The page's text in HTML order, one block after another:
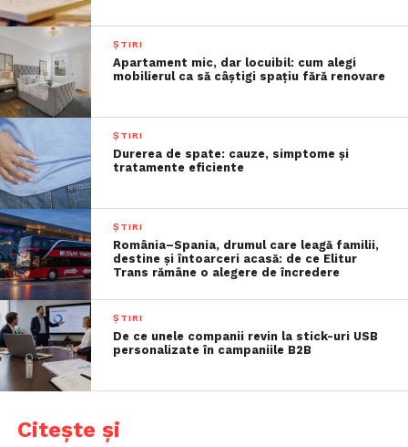
ȘTIRI
Apartament mic, dar locuibil: cum alegi
mobilierul ca să câștigi spațiu fără renovare
ȘTIRI
Durerea de spate: cauze, simptome și
tratamente eficiente
ȘTIRI
România–Spania, drumul care leagă familii,
destine și întoarceri acasă: de ce Elitur
Trans rămâne o alegere de încredere
ȘTIRI
De ce unele companii revin la stick-uri USB
personalizate în campaniile B2B
Citește și